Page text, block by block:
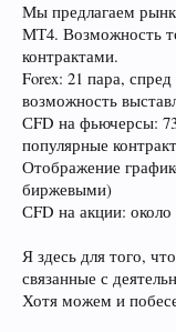
Мы предлагаем
МТ4. Возможность
контрактами.
Forex: 21 пара,
возможность
СFD на фьючерсы:
популярные
Отображение
биржевыми)
СFD на акции: около
Я здесь для того,
связанные с
Хотя можем и